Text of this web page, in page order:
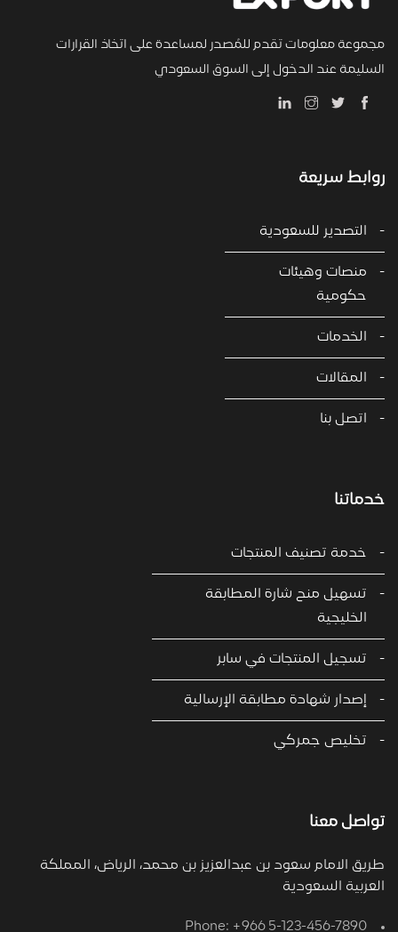
مجموعة معلومات تقدم للمُصدر لمساعدة على اتخاذ القرارات
السليمة عند الدخول إلى السوق السعودي
روابط سريعة
التصدير للسعودية
منصات وهيئات
حكومية
الخدمات
المقالات
اتصل بنا
خدماتنا
خدمة تصنيف المنتجات
تسهيل منح شارة المطابقة
الخليجية
تسجيل المنتجات في سابر
إصدار شهادة مطابقة الإرسالية
تخليص جمركي
تواصل معنا
طريق الامام سعود بن عبدالعزيز بن محمد، الرياض، المملكة
العربية السعودية
Phone: +966 5-123-456-7890